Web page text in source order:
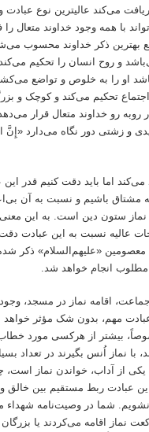
می‌کند عالیترین نوع
با همه وجود خداوند متعال
بهترین ذکر خداوند محسوب
و روح انسان را تحکیم
او را به خلوص و تواضع
تحکیم می‌کند و کوچک و
رو خداوند متعال قرار
و زشتی دور نگاه می‌دارد «إِنَّ
اما باید دقت کنیم قدر این
مشتاق باشیم و نسبت به آن
ستون دین است. به این معنی
عالیه نسبت به این عبادت دقت
«علیهم‌السلام» ذکر
مطلوب انجام خواهد شد.
جماعت، اقامه نماز در مسجد،
مهم، بدون شک مؤثر خواهد
بیشتر از هرکسی مورد
با نماز اُنس بگیرند در تعداد
یکی از آداب، خواندن نماز است،
عبادت ربط مستقیم بین خالق
شما در وصیت‌نامه شهداء
نماز اقامه می‌کردند یا